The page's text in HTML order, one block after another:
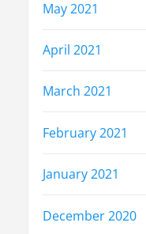
May 2021
April 2021
March 2021
February 2021
January 2021
December 2020